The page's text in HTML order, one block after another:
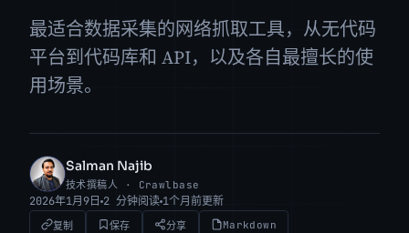
最适合数据采集的网络抓取工具，从无代码
平台到代码库和 API，以及各自最擅长的使
用场景。
SN
Salman Najib
技术撰稿人 · Crawlbase
2026年1月9日 2 分钟阅读 1个月前更新
复制 保存 分享 Markdown